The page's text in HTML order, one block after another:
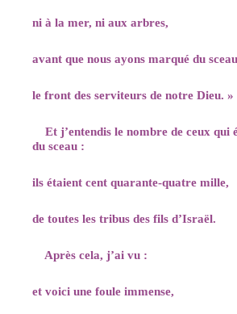
ni à la mer, ni aux arbres,
avant que nous ayons marqué du sceau
le front des serviteurs de notre Dieu. »
Et j’entendis le nombre de ceux qui
du sceau :
ils étaient cent quarante-quatre mille,
de toutes les tribus des fils d’Israël.
Après cela, j’ai vu :
et voici une foule immense,